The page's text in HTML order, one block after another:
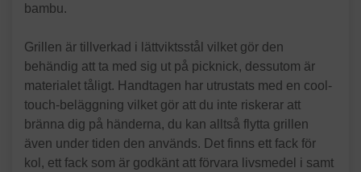
bambu.
Grillen är tillverkad i lättviktsstål vilket gör den
behändig att ta med sig ut på picknick, dessutom är
materialet tåligt. Handtagen har utrustats med en cool-
touch-beläggning vilket gör att du inte riskerar att
bränna dig på händerna, du kan alltså flytta grillen
även under tiden den används. Det finns ett fack för
kol, ett fack som är godkänt att förvara livsmedel i samt